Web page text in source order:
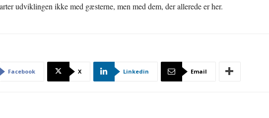
udviklingen ikke med gæsterne, men med dem, der allerede er her.
Facebook X Linkedin Email